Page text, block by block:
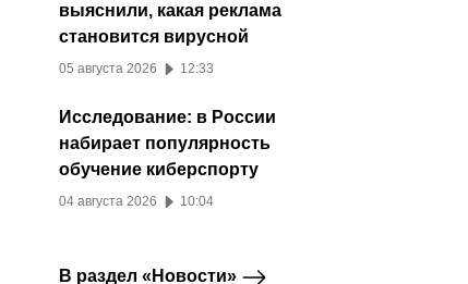
выяснили, какая реклама
становится вирусной
05 августа 2026 12:33
Исследование: в России
набирает популярность
обучение киберспорту
04 августа 2026 10:04
В раздел «Новости»